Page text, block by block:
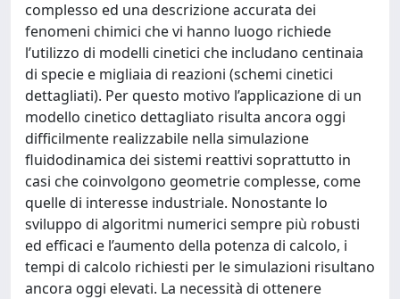
complesso ed una descrizione accurata dei
fenomeni chimici che vi hanno luogo richiede
l’utilizzo di modelli cinetici che includano centinaia
di specie e migliaia di reazioni (schemi cinetici
dettagliati). Per questo motivo l’applicazione di un
modello cinetico dettagliato risulta ancora oggi
difficilmente realizzabile nella simulazione
fluidodinamica dei sistemi reattivi soprattutto in
casi che coinvolgono geometrie complesse, come
quelle di interesse industriale. Nonostante lo
sviluppo di algoritmi numerici sempre più robusti
ed efficaci e l’aumento della potenza di calcolo, i
tempi di calcolo richiesti per le simulazioni risultano
ancora oggi elevati. La necessità di ottenere